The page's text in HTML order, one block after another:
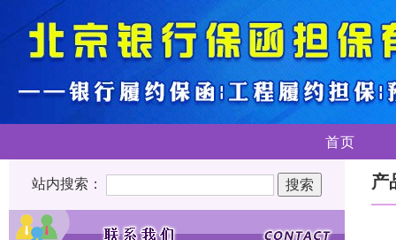
首页
站内搜索： 产